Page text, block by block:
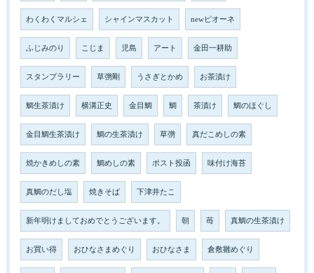
わくわくマルシェ シャインマスカット newピオーネ
ふじみのり こじま 児島 アート 金田一耕助
スタンプラリー 草彅剛 うさぎとかめ お茶漬け
鯛生茶漬け 横溝正史 金目鯛 鯛 茶漬け 鯛のほぐし
金目鯛生茶漬け 鯛の生茶漬け 草彅 真だこめしの素
焼かきめしの素 鯛めしの素 ポスト投函 味付け海苔
真鯛のだし塩 焼きそば 下津井たこ
新年明けましておめでとうございます。 朝 苺 真鯛の生茶漬け
お買い得 おひなさまめぐり おひなさま 倉敷雛めぐり